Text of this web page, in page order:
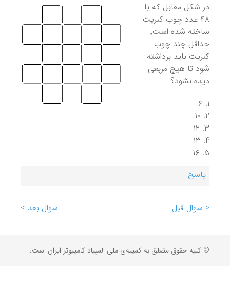
در شکل مقابل که با
۴۸ عدد چوب‌ کبریت
ساخته شده است٬
حداقل چند چوب
کبریت باید برداشته
شود تا هیچ مربعی
دیده نشود؟
۶
۱۰
۱۲
۱۳
۱۶
پاسخ
< سوال قبل سوال بعد >
© کلیه حقوق متعلق به کمیته‌ی ملی المپیاد کامپیوتر ایران است.